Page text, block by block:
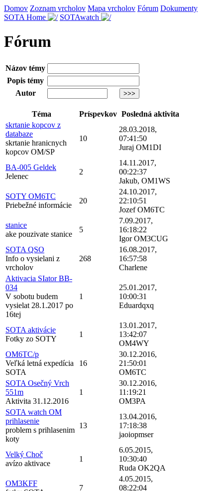
Domov Zoznam vrcholov Mapa vrcholov Fórum Dokumenty
SOTA Home
SOTAwatch
Fórum
Názov témy
Popis témy
Autor
Téma Príspevkov Posledná aktivita
skrtanie kopcov z
databaze
skrtanie hranicnych
kopcov OM/SP
10
28.03.2018,
07:41:50
Juraj OM1DI
BA-005 Geldek
Jelenec
2
14.11.2017,
00:22:37
Jakub, OM1WS
SOTY OM6TC
Priebežné informácie
20
24.10.2017,
22:10:51
Jozef OM6TC
stanice
ake pouzivate stanice
5
7.09.2017,
16:18:22
Igor OM3CUG
SOTA QSO
Info o vysielani z
vrcholov
268
16.08.2017,
16:57:58
Charlene
Aktivacia SIator BB-
034
V sobotu budem
vysielat 28.1.2017 po
16tej
1
25.01.2017,
10:00:31
Eduardqxq
SOTA aktivácie
Fotky zo SOTY
1
13.01.2017,
13:42:07
OM4WY
OM6TC/p
Veľká letná expedícia
SOTA
16
30.12.2016,
21:50:01
OM6TC
SOTA Osečný Vrch
551m
Aktivita 31.12.2016
1
30.12.2016,
11:19:21
OM3PA
SOTA watch OM
prihlasenie
problem s prihlasenim
koty
13
13.04.2016,
17:18:38
jaoiopmser
Velký Choč
avízo aktivace
1
6.05.2015,
10:30:40
Ruda OK2QA
OM3KFF
7
4.05.2015,
08:22:04